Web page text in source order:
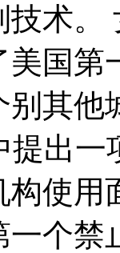
术。
美国
其
提出
使用
个禁